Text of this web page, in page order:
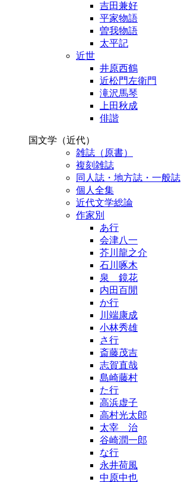
吉田兼好
平家物語
曽我物語
太平記
近世
井原西鶴
近松門左衛門
滝沢馬琴
上田秋成
俳諧
国文学（近代）
雑誌（原書）
複刻雑誌
同人誌・地方誌・一般誌
個人全集
近代文学総論
作家別
あ行
会津八一
芥川龍之介
石川啄木
泉 鏡花
内田百閒
か行
川端康成
小林秀雄
さ行
斎藤茂吉
志賀直哉
島崎藤村
た行
高浜虚子
高村光太郎
太宰 治
谷崎潤一郎
な行
永井荷風
中原中也